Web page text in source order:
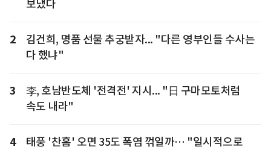
보냈다
2
김건희, 명품 선물 추궁받자... "다른 영부인들 수사는
다 했냐"
3
李, 호남반도체 '전격전' 지시... "日 구마모토처럼
속도 내라"
4
태풍 '찬홈' 오면 35도 폭염 꺾일까… "일시적으로